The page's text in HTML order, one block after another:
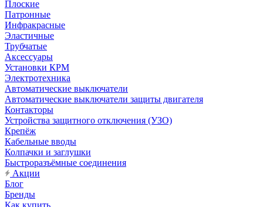
Плоские
Патронные
Инфракрасные
Эластичные
Трубчатые
Аксессуары
Установки КРМ
Электротехника
Автоматические выключатели
Автоматические выключатели защиты двигателя
Контакторы
Устройства защитного отключения (УЗО)
Крепёж
Кабельные вводы
Колпачки и заглушки
Быстроразъёмные соединения
Акции
Блог
Бренды
Как купить